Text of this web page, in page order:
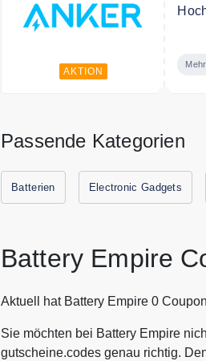
AKTION
Passende Kategorien
Batterien Electronic Gadgets
Battery Empire
Aktuell hat Battery Empire 0
Sie möchten bei Battery Empire
gutscheine.codes genau richtig.